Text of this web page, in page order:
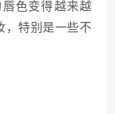
色变得越来越
，特别是一些不